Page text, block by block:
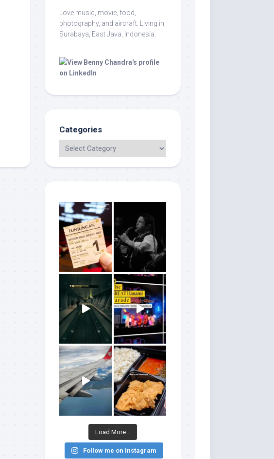
Love music, movie, food,
photography, and aircraft. Living in
Surabaya, East Java, Indonesia.
Categories
Load More...
Follow me on Instagram